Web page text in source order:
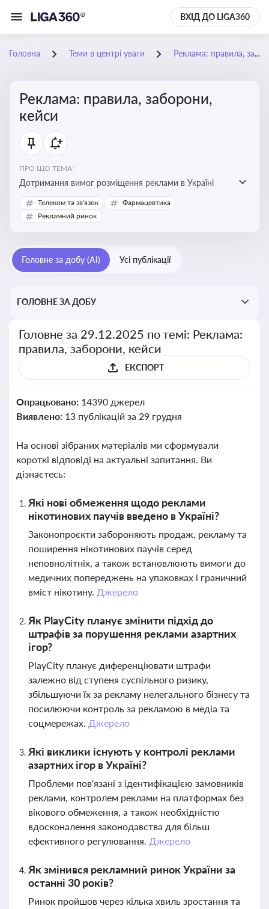
ВХІД ДО LIGA360
Головна Теми в центрі уваги Реклама: правила, заборони, кейси
Реклама: правила, заборони,
кейси
ПРО ЩО ТЕМА:
Дотримання вимог розміщення реклами в Україні
Телеком та зв'язок
Фармацевтика
Рекламний ринок
Головне за добу (AI) Усі публікації
ГОЛОВНЕ ЗА ДОБУ
Головне за 29.12.2025 по темі: Реклама:
правила, заборони, кейси
ЕКСПОРТ
Опрацьовано: 14390 джерел
Виявлено: 13 публікацій за 29 грудня
На основі зібраних матеріалів ми сформували
короткі відповіді на актуальні запитання. Ви
дізнаєтесь:
Які нові обмеження щодо реклами
нікотинових паучів введено в Україні?
Законопроєкти забороняють продаж, рекламу та
поширення нікотинових паучів серед
неповнолітніх, а також встановлюють вимоги до
медичних попереджень на упаковках і граничний
вміст нікотину. Джерело
Як PlayCity планує змінити підхід до
штрафів за порушення реклами азартних
ігор?
PlayCity планує диференціювати штрафи
залежно від ступеня суспільного ризику,
збільшуючи їх за рекламу нелегального бізнесу та
посилюючи контроль за рекламою в медіа та
соцмережах. Джерело
Які виклики існують у контролі реклами
азартних ігор в Україні?
Проблеми пов'язані з ідентифікацією замовників
реклами, контролем реклами на платформах без
вікового обмеження, а також необхідністю
вдосконалення законодавства для більш
ефективного регулювання. Джерело
Як змінився рекламний ринок України за
останні 30 років?
Ринок пройшов через кілька хвиль зростання та